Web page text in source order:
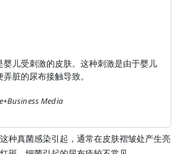
婴儿受刺激的皮肤。这种刺激是由于婴儿
脏的尿布接触导致。
Media
这种真菌感染引起，通常在皮肤褶皱处产生亮